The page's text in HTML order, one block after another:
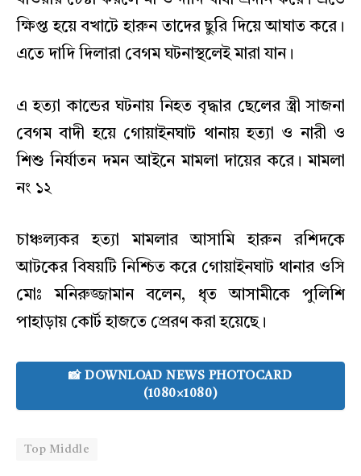
ক্ষিপ্ত হয়ে বখাটে হারুন তাদের ছুরি দিয়ে আঘাত করে।
এতে দাদি দিলারা বেগম ঘটনাস্থলেই মারা যান।
এ হত্যা কান্ডের ঘটনায় নিহত বৃদ্ধার ছেলের স্ত্রী সাজনা
বেগম বাদী হয়ে গোয়াইনঘাট থানায় হত্যা ও নারী ও
শিশু নির্যাতন দমন আইনে মামলা দায়ের করে। মামলা
নং ১২
চাঞ্চল্যকর হত্যা মামলার আসামি হারুন রশিদকে
আটকের বিষয়টি নিশ্চিত করে গোয়াইনঘাট থানার ওসি
মোঃ মনিরুজ্জামান বলেন, ধৃত আসামীকে পুলিশি
পাহাড়ায় কোর্ট হাজতে প্রেরণ করা হয়েছে।
📸 DOWNLOAD NEWS PHOTOCARD
(1080×1080)
Top Middle